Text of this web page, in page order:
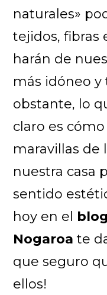
naturales»
tejidos, fibras
harán de
más idóneo y
obstante, lo
claro es
maravillas de
nuestra casa
sentido
hoy en el
Nogaroate
que seguro
ellos!